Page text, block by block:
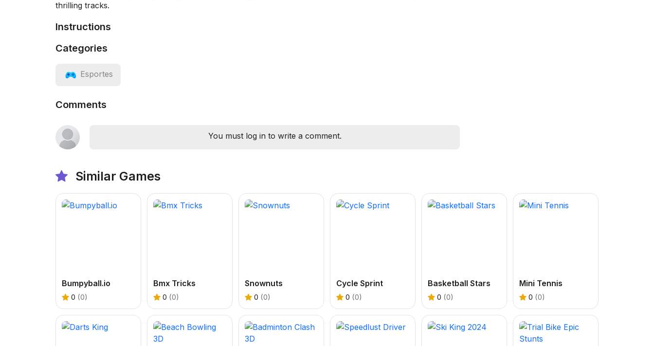
thrilling tracks.
Instructions
Categories
Esportes
Comments
You must log in to write a comment.
Similar Games
Bumpyball.io
0 (0)
Bmx Tricks
0 (0)
Snownuts
0 (0)
Cycle Sprint
0 (0)
Basketball Stars
0 (0)
Mini Tennis
0 (0)